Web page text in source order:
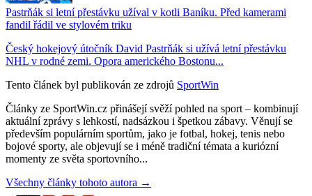
Pastrňák si letní přestávku užíval v kotli Baníku. Před kamerami
fandil řádil ve stylovém triku
Český hokejový útočník David Pastrňák si užívá letní přestávku
NHL v rodné zemi. Opora amerického Bostonu...
Tento článek byl publikován ze zdrojů SportWin
Články ze SportWin.cz přinášejí svěží pohled na sport – kombinují
aktuální zprávy s lehkostí, nadsázkou i špetkou zábavy. Věnují se
především populárním sportům, jako je fotbal, hokej, tenis nebo
bojové sporty, ale objevují se i méně tradiční témata a kuriózní
momenty ze světa sportovního...
Všechny články tohoto autora →